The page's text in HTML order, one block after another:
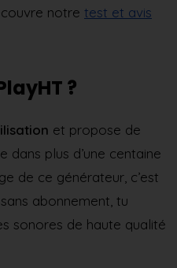
notre test et avis
?
et propose de
dans plus d’une centaine
de ce générateur, c’est
abonnement, tu
sonores de haute qualité